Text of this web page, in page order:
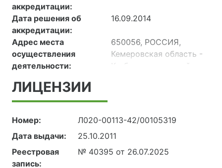
аккредитации:
Дата решения об
аккредитации:
16.09.2014
Адрес места
осуществления
деятельности:
650056, РОССИЯ,
Кемеровская область -
Кузбасс , городской
42:24:0201009:1235.
650000, РОССИЯ,
Кемеровская область -
ЛИЦЕНЗИИ
Номер:
Л020-00113-42/00105319
Дата выдачи:
25.10.2011
Реестровая
запись:
№ 40395 от 26.07.2025